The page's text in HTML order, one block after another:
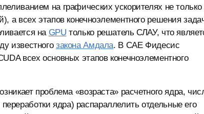
на графических ускорителях не только
а всех этапов конечноэлементного решения
на GPU только решатель СЛАУ, что
известного закона Амдала. В CAE Фидесис
всех основных этапов конечноэлементного
проблема «возраста» расчетного ядра,
ядра) распараллелить отдельные его